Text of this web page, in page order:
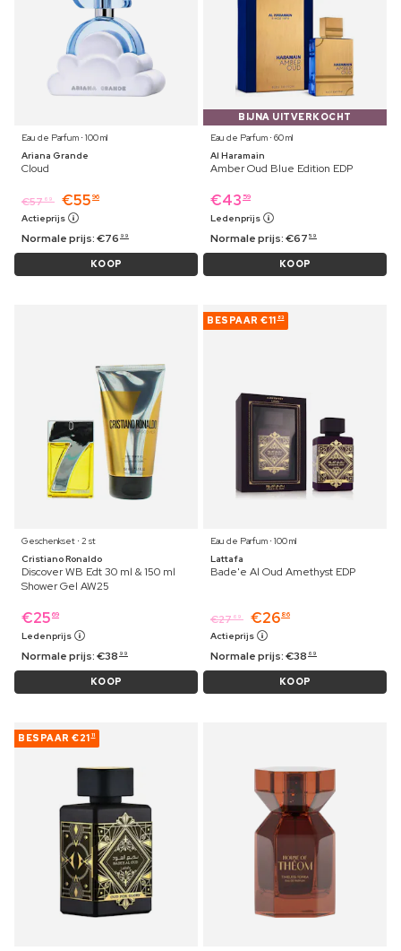
Eau de Parfum ⋅ 100 ml
Ariana Grande
Cloud
€57 69 €55 96
Actieprijs
Normale prijs:€76 99
KOOP
BIJNA UITVERKOCHT
Eau de Parfum ⋅ 60 ml
Al Haramain
Amber Oud Blue Edition EDP
€43 59
Ledenprijs
Normale prijs:€67 59
KOOP
Geschenkset ⋅ 2 st
Cristiano Ronaldo
Discover WB Edt 30 ml & 150 ml
Shower Gel AW25
€25 69
Ledenprijs
Normale prijs:€38 99
KOOP
BESPAAR €11 83
Eau de Parfum ⋅ 100 ml
Lattafa
Bade'e Al Oud Amethyst EDP
€27 69 €26 86
Actieprijs
Normale prijs:€38 69
KOOP
BESPAAR €21 11